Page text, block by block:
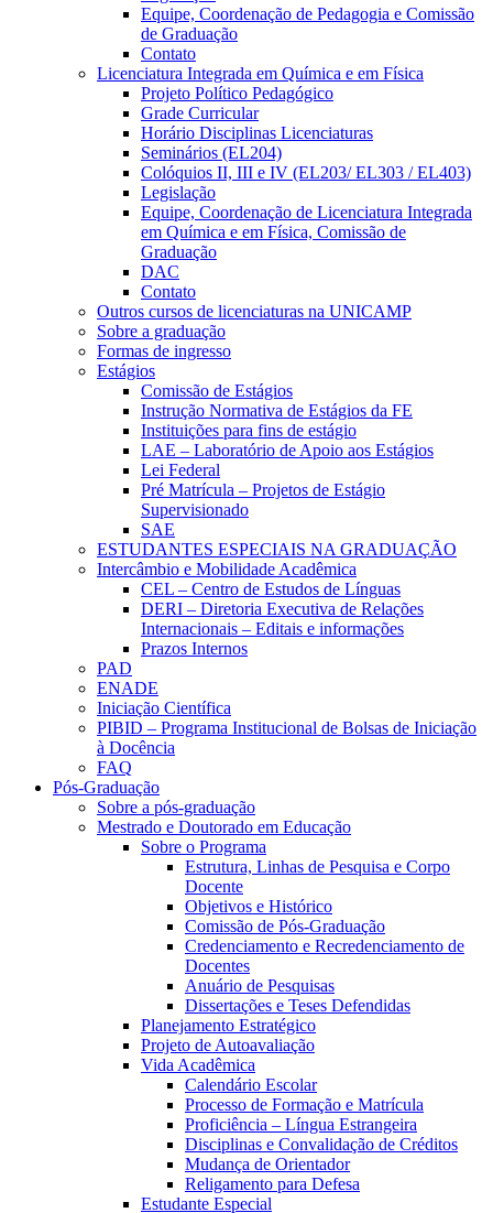
Equipe, Coordenação de Pedagogia e Comissão
de Graduação
Contato
Licenciatura Integrada em Química e em Física
Projeto Político Pedagógico
Grade Curricular
Horário Disciplinas Licenciaturas
Seminários (EL204)
Colóquios II, III e IV (EL203/ EL303 / EL403)
Legislação
Equipe, Coordenação de Licenciatura Integrada
em Química e em Física, Comissão de
Graduação
DAC
Contato
Outros cursos de licenciaturas na UNICAMP
Sobre a graduação
Formas de ingresso
Estágios
Comissão de Estágios
Instrução Normativa de Estágios da FE
Instituições para fins de estágio
LAE – Laboratório de Apoio aos Estágios
Lei Federal
Pré Matrícula – Projetos de Estágio
Supervisionado
SAE
ESTUDANTES ESPECIAIS NA GRADUAÇÃO
Intercâmbio e Mobilidade Acadêmica
CEL – Centro de Estudos de Línguas
DERI – Diretoria Executiva de Relações
Internacionais – Editais e informações
Prazos Internos
PAD
ENADE
Iniciação Científica
PIBID – Programa Institucional de Bolsas de Iniciação
à Docência
FAQ
Pós-Graduação
Sobre a pós-graduação
Mestrado e Doutorado em Educação
Sobre o Programa
Estrutura, Linhas de Pesquisa e Corpo
Docente
Objetivos e Histórico
Comissão de Pós-Graduação
Credenciamento e Recredenciamento de
Docentes
Anuário de Pesquisas
Dissertações e Teses Defendidas
Planejamento Estratégico
Projeto de Autoavaliação
Vida Acadêmica
Calendário Escolar
Processo de Formação e Matrícula
Proficiência – Língua Estrangeira
Disciplinas e Convalidação de Créditos
Mudança de Orientador
Religamento para Defesa
Estudante Especial